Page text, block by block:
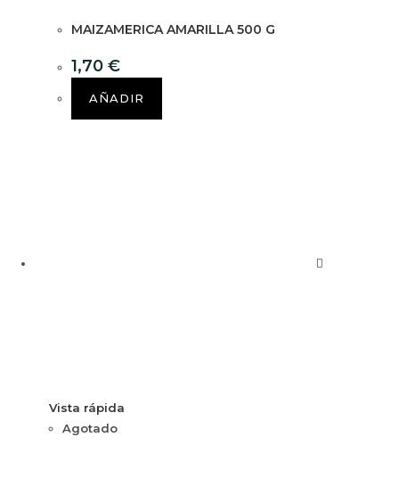
MAIZAMERICA AMARILLA 500 G
1,70 €
AÑADIR
Vista rápida
Agotado